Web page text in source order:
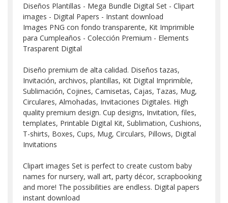
Diseños Plantillas - Mega Bundle Digital Set - Clipart
images - Digital Papers - Instant download
Images PNG con fondo transparente, Kit Imprimible
para Cumpleaños - Colección Premium - Elements
Trasparent Digital
Diseño premium de alta calidad. Diseños tazas,
Invitación, archivos, plantillas, Kit Digital Imprimible,
Sublimación, Cojines, Camisetas, Cajas, Tazas, Mug,
Circulares, Almohadas, Invitaciones Digitales. High
quality premium design. Cup designs, Invitation, files,
templates, Printable Digital Kit, Sublimation, Cushions,
T-shirts, Boxes, Cups, Mug, Circulars, Pillows, Digital
Invitations
Clipart images Set is perfect to create custom baby
names for nursery, wall art, party décor, scrapbooking
and more! The possibilities are endless. Digital papers
instant download